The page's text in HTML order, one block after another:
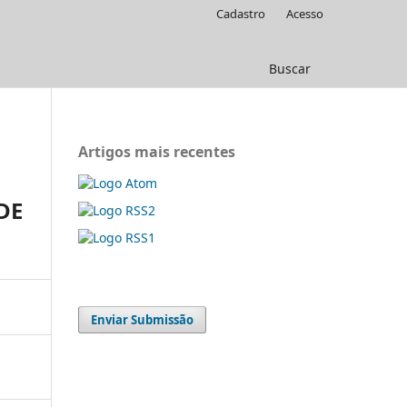
Buscar
Cadastro Acesso
Artigos mais recentes
Enviar Submissão